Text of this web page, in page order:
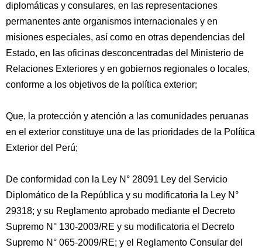
diplomáticas y consulares, en las representaciones
permanentes ante organismos internacionales y en
misiones especiales, así como en otras dependencias del
Estado, en las oficinas desconcentradas del Ministerio de
Relaciones Exteriores y en gobiernos regionales o locales,
conforme a los objetivos de la política exterior;
Que, la protección y atención a las comunidades peruanas
en el exterior constituye una de las prioridades de la Política
Exterior del Perú;
De conformidad con la Ley N° 28091 Ley del Servicio
Diplomático de la República y su modificatoria la Ley N°
29318; y su Reglamento aprobado mediante el Decreto
Supremo N° 130-2003/RE y su modificatoria el Decreto
Supremo N° 065-2009/RE; y el Reglamento Consular del